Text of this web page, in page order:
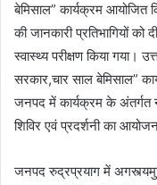
बेमिसाल” कार्यक्रम आयोजित
की जानकारी प्रतिभागियों
स्वास्थ्य परीक्षण किया
सरकार,चार साल बेमिसाल”
जनपद में कार्यक्रम के अंतर्गत
शिविर एवं प्रदर्शनी का
जनपद रुद्रप्रयाग में